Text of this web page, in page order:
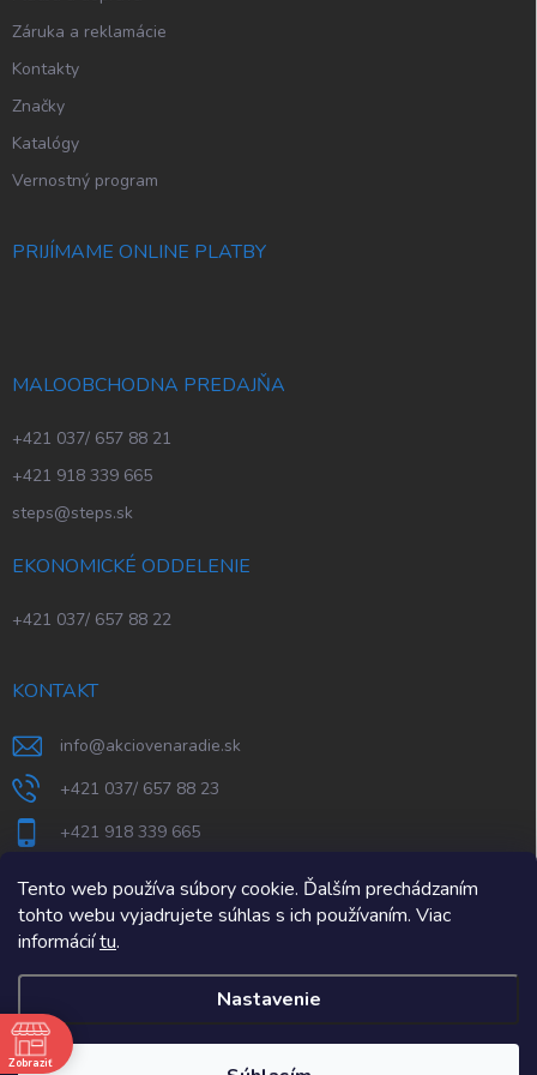
Tento web používa súbory cookie. Ďalším prechádzaním
tohto webu vyjadrujete súhlas s ich používaním. Viac
informáciítu.
Nastavenie
Záruka a reklamácie
Kontakty
Značky
Katalógy
Vernostný program
PRIJÍMAME ONLINE PLATBY
MALOOBCHODNA PREDAJŇA
+421 037/ 657 88 21
+421 918 339 665
steps@steps.sk
EKONOMICKÉ ODDELENIE
+421 037/ 657 88 22
KONTAKT
info@akciovenaradie.sk
+421 037/ 657 88 23
+421 918 339 665
STEPS Nitra
AkcioveNaradie.sk
Zobraziť